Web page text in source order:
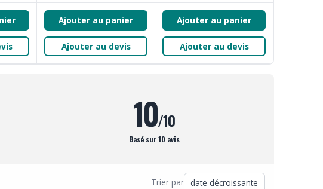
Ajouter au panier
Ajouter au devis
Ajouter au panier
Ajouter au devis
10/10
Basé sur 10 avis
Trier par